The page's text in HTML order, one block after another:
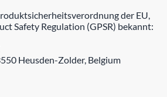
der EU,
Safety Regulation (GPSR) bekannt:
Heusden-Zolder, Belgium